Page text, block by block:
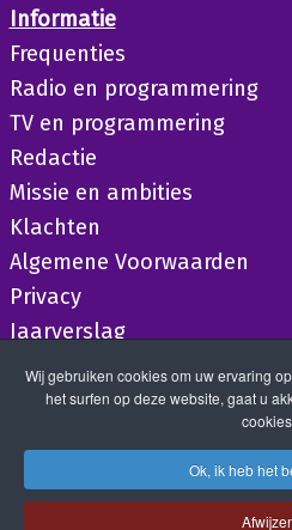
Informatie
Frequenties
Radio en programmering
TV en programmering
Redactie
Missie en ambities
Klachten
Algemene Voorwaarden
Privacy
Jaarverslag
Wij gebruiken cookies om uw ervaring
het surfen op deze website, gaat u
Ok, ik heb het